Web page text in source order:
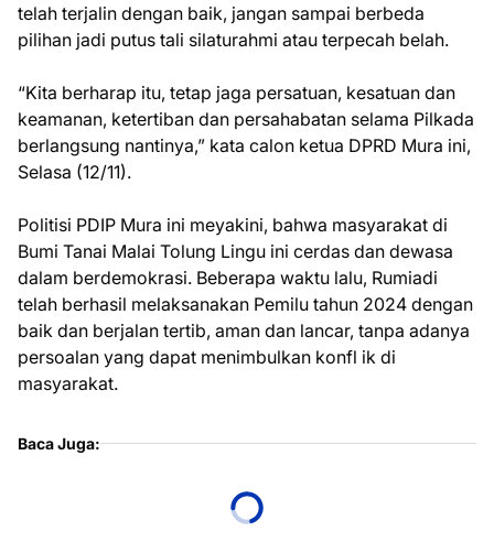
telah terjalin dengan baik, jangan sampai berbeda
pilihan jadi putus tali silaturahmi atau terpecah belah.
“Kita berharap itu, tetap jaga persatuan, kesatuan dan
keamanan, ketertiban dan persahabatan selama Pilkada
berlangsung nantinya,” kata calon ketua DPRD Mura ini,
Selasa (12/11).
Politisi PDIP Mura ini meyakini, bahwa masyarakat di
Bumi Tanai Malai Tolung Lingu ini cerdas dan dewasa
dalam berdemokrasi. Beberapa waktu lalu, Rumiadi
telah berhasil melaksanakan Pemilu tahun 2024 dengan
baik dan berjalan tertib, aman dan lancar, tanpa adanya
persoalan yang dapat menimbulkan konfl ik di
masyarakat.
Baca Juga: